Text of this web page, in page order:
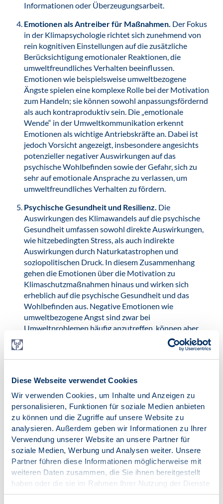
Diese Webseite verwendet Cookies
Wir verwenden Cookies, um Inhalte und Anzeigen zu
personalisieren, Funktionen für soziale Medien anbieten
zu können und die Zugriffe auf unsere Website zu
analysieren. Außerdem geben wir Informationen zu Ihrer
Verwendung unserer Website an unsere Partner für
soziale Medien, Werbung und Analysen weiter. Unsere
Partner führen diese Informationen möglicherweise mit
weiteren Daten zusammen, die Sie ihnen bereitgestellt
haben oder die sie im Rahmen Ihrer Nutzung der Dienste
gesammelt haben.
Informationen oder Überzeugungsarbeit.
Emotionen als Antreiber für Maßnahmen. Der Fokus
in der Klimapsychologie richtet sich zunehmend von
rein kognitiven Einstellungen auf die zusätzliche
Berücksichtigung emotionaler Reaktionen, die
umweltfreundliches Verhalten beeinflussen.
Emotionen wie beispielsweise umweltbezogene
Ängste spielen eine komplexe Rolle bei der Motivation
zum Handeln; sie können sowohl anpassungsfördernd
als auch kontraproduktiv sein. Die „emotionale
Wende“ in der Umweltkommunikation erkennt
Emotionen als wichtige Antriebskräfte an. Dabei ist
jedoch Vorsicht angezeigt, insbesondere angesichts
potenzieller negativer Auswirkungen auf das
psychische Wohlbefinden sowie der Gefahr, sich zu
sehr auf emotionale Ansprache zu verlassen, um
umweltfreundliches Verhalten zu fördern.
Psychische Gesundheit und Resilienz. Die
Auswirkungen des Klimawandels auf die psychische
Gesundheit umfassen sowohl direkte Auswirkungen,
wie hitzebedingten Stress, als auch indirekte
Auswirkungen durch Naturkatastrophen und
soziopolitischen Druck. In diesem Zusammenhang
gehen die Emotionen über die Motivation zu
Klimaschutzmaßnahmen hinaus und wirken sich
erheblich auf die psychische Gesundheit und das
Wohlbefinden aus. Negative Emotionen wie
umweltbezogene Angst sind zwar bei
Umweltproblemen häufig anzutreffen, können aber
insbesondere bei gefährdeten Gruppen zu psychischen
Problemen beitragen. Der Umgang mit direkten und
indirekten Auswirkungen auf die psychische
Unterschiedlichkeit betroffener Gruppen und die
Förderung von Resilienz sowohl des Einzelnen als auch
der Gemeinschaft, um eine wirksame Anpassung an
klimabedingte Stressfaktoren zu ermöglichen.
Umweltfreundliches Verhalten im
Gemeinschaftskontext.Um den Klimawandel
wirksam zu bekämpfen, sollte der Schwerpunkt
innerhalb von Gemeinden auf umweltfreundliches
Verhalten mit hoher Wirksamkeit und insbesondere